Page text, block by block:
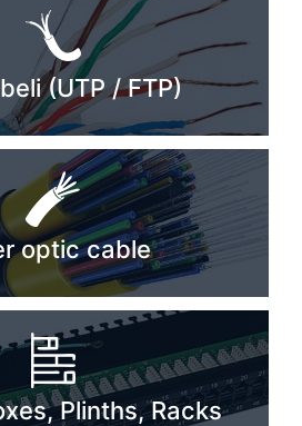
(UTP / FTP)
optic cable
Plinths, Racks